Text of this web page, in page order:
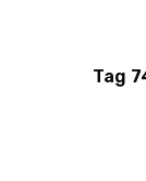
Tag